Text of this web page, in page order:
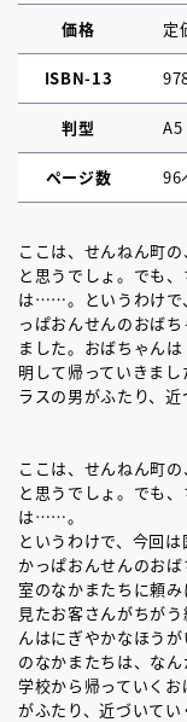
価格 定
ISBN-13
判型 A5
ページ数 96
ここは、せんねん町
と思うでしょ。でも
は……。というわけで
っぱおんせんのおば
ました。おばちゃん
明して帰っていきま
ラスの男がふたり、
ここは、せんねん町
と思うでしょ。でも
は……。
というわけで、今回は
かっぱおんせんのお
室のなかまたちに頼
見たお客さんがちが
んはにぎやかなほう
のなかまたちは、な
学校から帰っていく
がふたり、近づいて